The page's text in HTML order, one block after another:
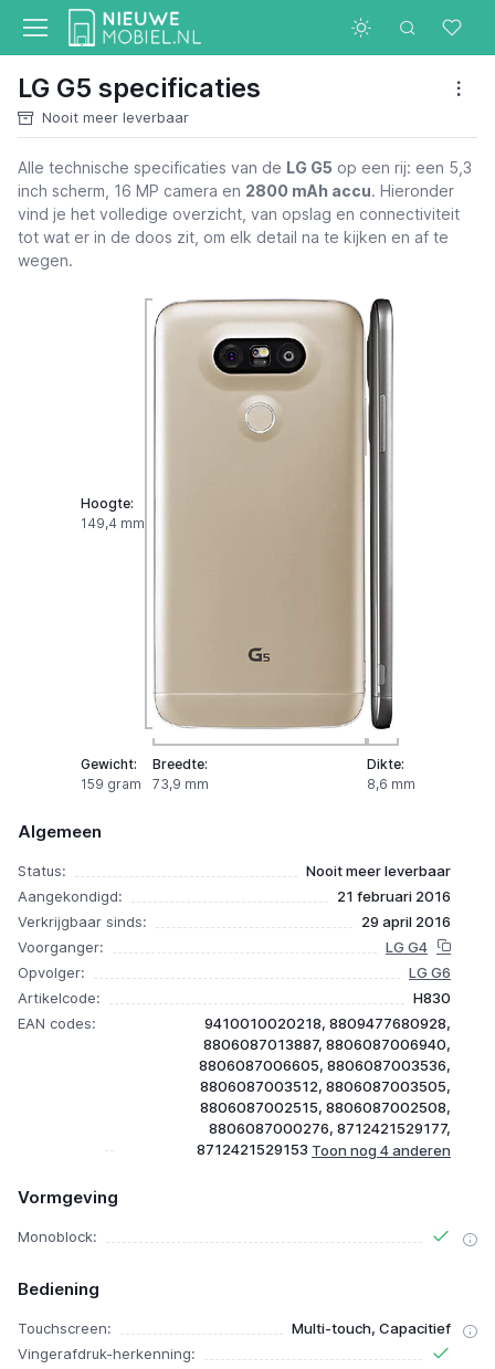
LG G5 specificaties
Nooit meer leverbaar
Alle technische specificaties van de LG G5 op een rij: een 5,3
inch scherm, 16 MP camera en 2800 mAh accu. Hieronder
vind je het volledige overzicht, van opslag en connectiviteit
tot wat er in de doos zit, om elk detail na te kijken en af te
wegen.
Hoogte:
149,4 mm
Gewicht:
159 gram
Breedte:
73,9 mm
Dikte:
8,6 mm
Algemeen
Status:
Nooit meer leverbaar
Aangekondigd:
21 februari 2016
Verkrijgbaar sinds:
29 april 2016
Voorganger:
LG G4
Opvolger:
LG G6
Artikelcode:
H830
EAN codes:
9410010020218, 8809477680928,
8806087013887, 8806087006940,
8806087006605, 8806087003536,
8806087003512, 8806087003505,
8806087002515, 8806087002508,
8806087000276, 8712421529177,
8712421529153
Vormgeving
Monoblock:
Bediening
Touchscreen:
Multi-touch, Capacitief
Vingerafdruk-herkenning: